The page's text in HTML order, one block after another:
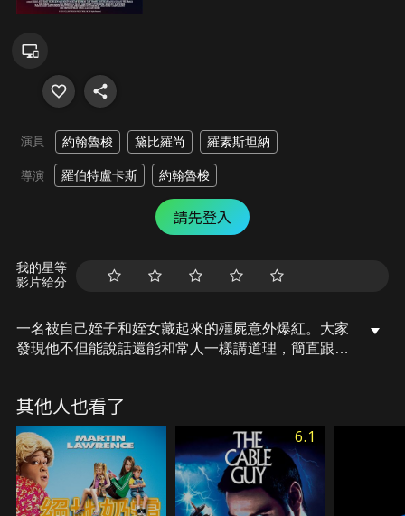
演員 約翰魯梭 黛比羅尚 羅素斯坦納
導演 羅伯特盧卡斯 約翰魯梭
請先登入
我的星等
影片給分
一名被自己姪子和姪女藏起來的殭屍意外爆紅。大家
發現他不但能說話還能和常人一樣講道理，簡直跟一
其他人也看了
6.1